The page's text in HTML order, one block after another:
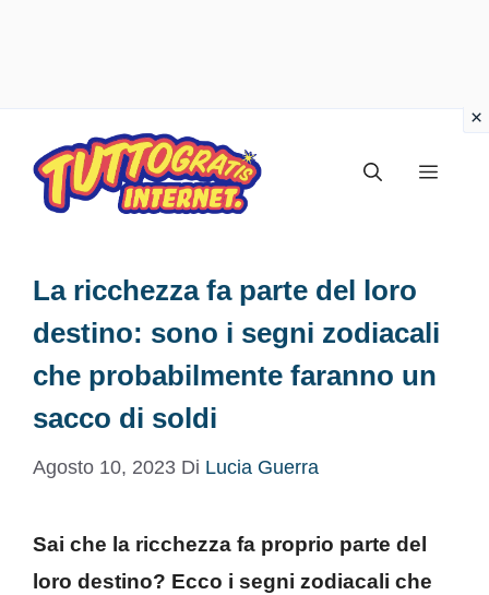
contenuto
Menu
La ricchezza fa parte del loro
destino: sono i segni zodiacali
che probabilmente faranno un
sacco di soldi
Agosto 10, 2023 Di Lucia Guerra
Sai che la ricchezza fa proprio parte del
loro destino? Ecco i segni zodiacali che